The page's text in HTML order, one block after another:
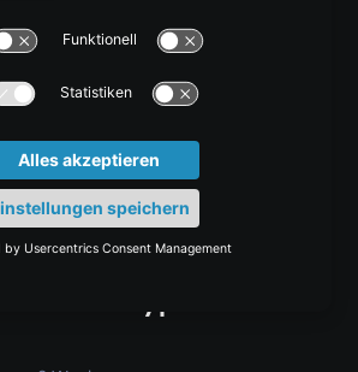
Prototyp bis zur